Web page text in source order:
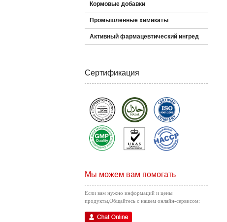
Кормовые добавки
Промышленные химикаты
Активный фармацевтический ингред
Сертификация
Мы можем вам помогать
Если вам нужно информаций и цены
продукты,Общайтесь с нашем онлайн-сервисом: